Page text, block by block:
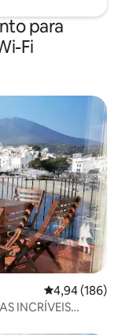
para
Fi
4,94 de uma
4,94 (186)
INCRÍVEIS